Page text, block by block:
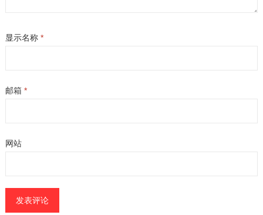
显示名称 *
邮箱 *
网站